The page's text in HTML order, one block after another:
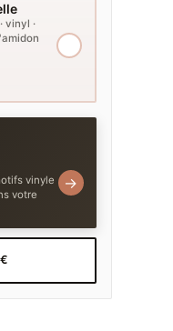
vinyl ·
vinyle
votre
→